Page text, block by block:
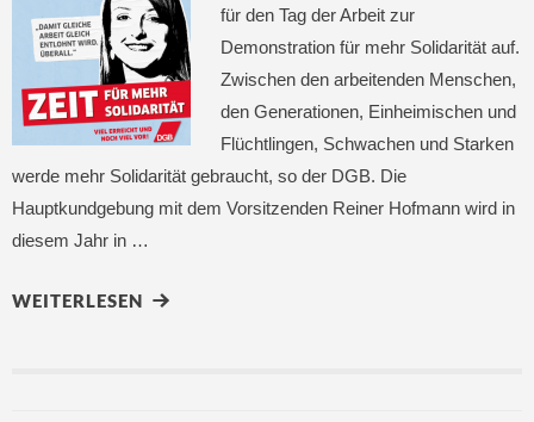
für den Tag der Arbeit zur
Demonstration für mehr Solidarität auf.
Zwischen den arbeitenden Menschen,
den Generationen, Einheimischen und
Flüchtlingen, Schwachen und Starken
werde mehr Solidarität gebraucht, so der DGB. Die
Hauptkundgebung mit dem Vorsitzenden Reiner Hofmann wird in
diesem Jahr in …
WEITERLESEN